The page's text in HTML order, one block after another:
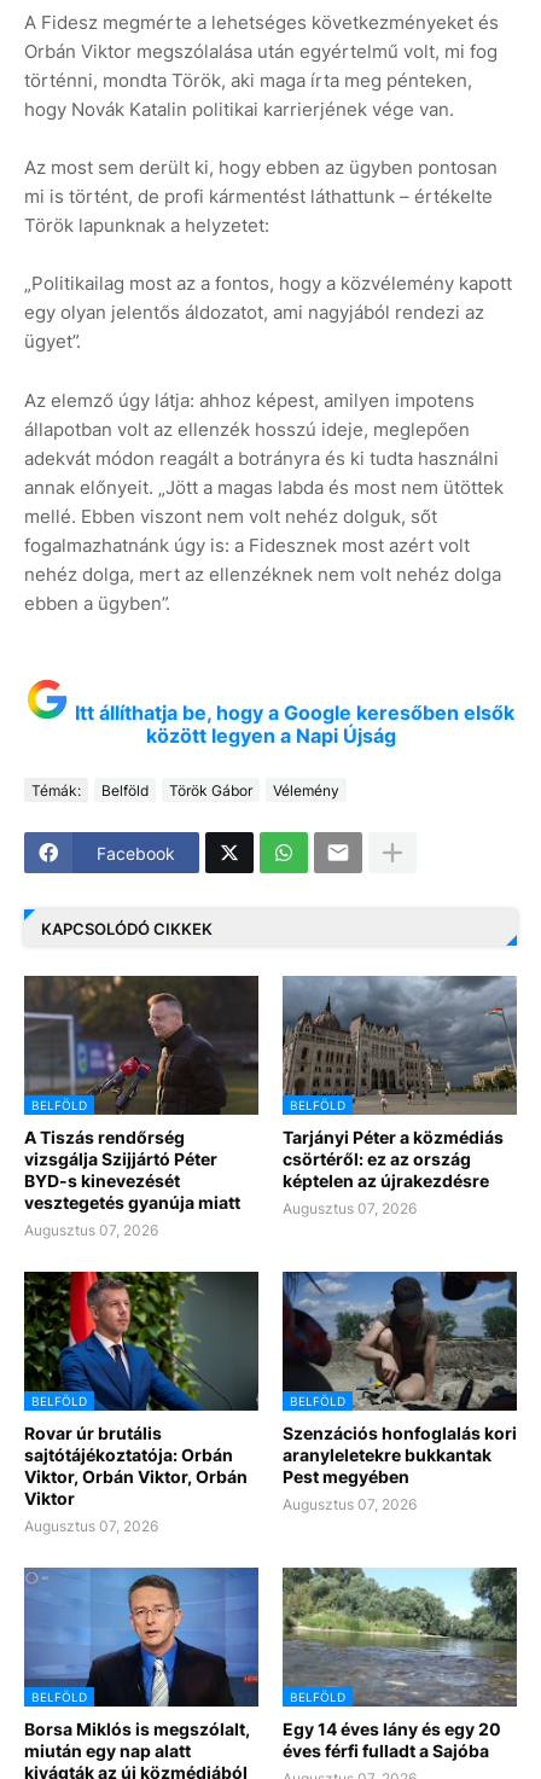
A Fidesz megmérte a lehetséges következményeket és
Orbán Viktor megszólalása után egyértelmű volt, mi fog
történni, mondta Török, aki maga írta meg pénteken,
hogy Novák Katalin politikai karrierjének vége van.
Az most sem derült ki, hogy ebben az ügyben pontosan
mi is történt, de profi kármentést láthattunk – értékelte
Török lapunknak a helyzetet:
„Politikailag most az a fontos, hogy a közvélemény kapott
egy olyan jelentős áldozatot, ami nagyjából rendezi az
ügyet”.
Az elemző úgy látja: ahhoz képest, amilyen impotens
állapotban volt az ellenzék hosszú ideje, meglepően
adekvát módon reagált a botrányra és ki tudta használni
annak előnyeit. „Jött a magas labda és most nem ütöttek
mellé. Ebben viszont nem volt nehéz dolguk, sőt
fogalmazhatnánk úgy is: a Fidesznek most azért volt
nehéz dolga, mert az ellenzéknek nem volt nehéz dolga
ebben a ügyben”.
Itt állíthatja be, hogy a Google keresőben elsők
között legyen a Napi Újság
Témák: Belföld Török Gábor Vélemény
Facebook
KAPCSOLÓDÓ CIKKEK
BELFÖLD
A Tiszás rendőrség
vizsgálja Szijjártó Péter
BYD-s kinevezését
vesztegetés gyanúja miatt
Augusztus 07, 2026
BELFÖLD
Tarjányi Péter a közmédiás
csörtéről: ez az ország
képtelen az újrakezdésre
Augusztus 07, 2026
BELFÖLD
Rovar úr brutális
sajtótájékoztatója: Orbán
Viktor, Orbán Viktor, Orbán
Viktor
Augusztus 07, 2026
BELFÖLD
Szenzációs honfoglalás kori
aranyleletekre bukkantak
Pest megyében
Augusztus 07, 2026
BELFÖLD
Borsa Miklós is megszólalt,
miután egy nap alatt
kivágták az új közmédiából
BELFÖLD
Egy 14 éves lány és egy 20
éves férfi fulladt a Sajóba